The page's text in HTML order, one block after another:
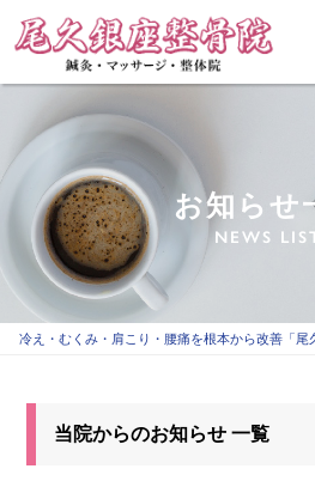
お知らせ
NEWS
冷え・むくみ・肩こり・腰痛を根本から改善「
当院からのお知らせ 一覧